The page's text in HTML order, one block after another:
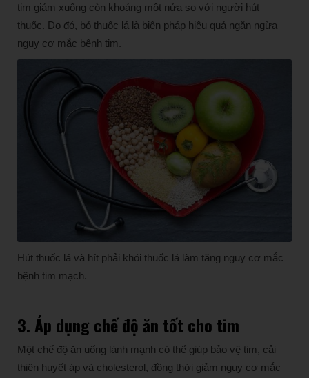
tim giảm xuống còn khoảng một nửa so với người hút
thuốc. Do đó, bỏ thuốc lá là biện pháp hiệu quả ngăn ngừa
nguy cơ mắc bệnh tim.
Hút thuốc lá và hít phải khói thuốc lá làm tăng nguy cơ mắc
bệnh tim mạch.
3. Áp dụng chế độ ăn tốt cho tim
Một chế độ ăn uống lành mạnh có thể giúp bảo vệ tim, cải
thiện huyết áp và cholesterol, đồng thời giảm nguy cơ mắc